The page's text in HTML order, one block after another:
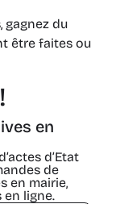
gagnez du
être faites ou
en
d’Etat
de
en mairie,
ligne.